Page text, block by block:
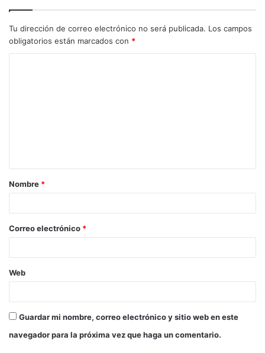
Tu dirección de correo electrónico no será publicada. Los campos
obligatorios están marcados con *
a
r
*
Nombre *
Correo electrónico *
Web
Guardar mi nombre, correo electrónico y sitio web en este
navegador para la próxima vez que haga un comentario.